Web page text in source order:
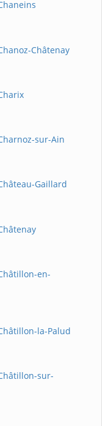
Châtenay
sur-Ain
Gaillard
en-
la-Palud
sur-